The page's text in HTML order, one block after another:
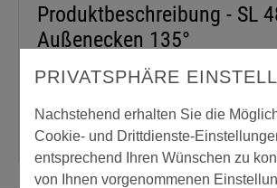
Produktbeschreibung - SL
Außenecken 135°
Außenecken passend zu SL 48.
PRIVATSPHÄRE
Nachstehend erhalten Sie die
Cookie- und Drittdienste-
entsprechend Ihren Wünschen zu
von Ihnen vorgenommenen